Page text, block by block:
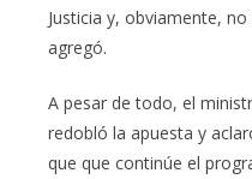
Justicia y, obviamente,
agregó.
A pesar de todo, el
redobló la apuesta y
que que continúe el